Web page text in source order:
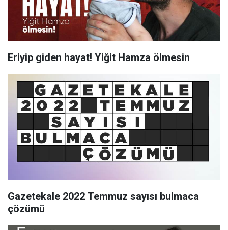
Eriyip giden hayat! Yiğit Hamza ölmesin
Gazetekale 2022 Temmuz sayısı bulmaca
çözümü